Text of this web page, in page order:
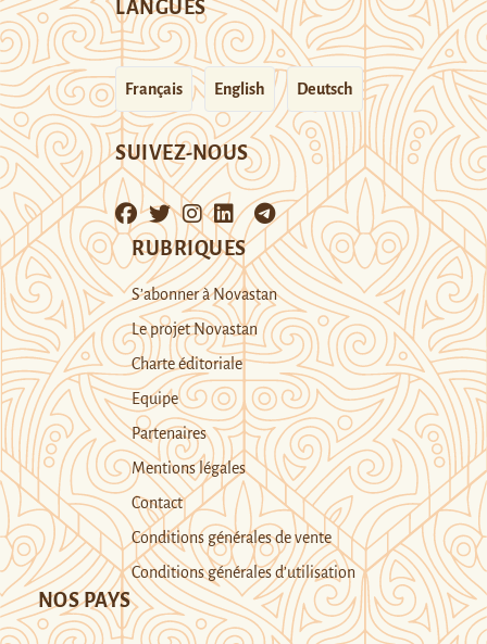
LANGUES
Français English Deutsch
SUIVEZ-NOUS
RUBRIQUES
S’abonner à Novastan
Le projet Novastan
Charte éditoriale
Equipe
Partenaires
Mentions légales
Contact
Conditions générales de vente
Conditions générales d’utilisation
NOS PAYS